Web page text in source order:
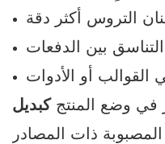
التروس أكثر دقة
بين الدفعات
القوالب أو الأدوات
في وضع المنتجكبديل
ذات المصادر